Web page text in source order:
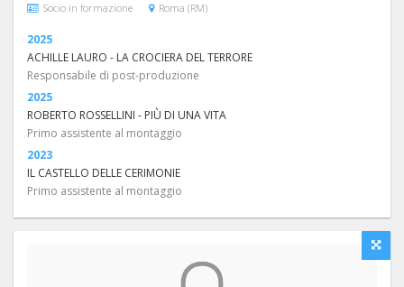
Socio in formazione Roma (RM)
2025
ACHILLE LAURO - LA CROCIERA DEL TERRORE
Responsabile di post-produzione
2025
ROBERTO ROSSELLINI - PIÙ DI UNA VITA
Primo assistente al montaggio
2023
IL CASTELLO DELLE CERIMONIE
Primo assistente al montaggio